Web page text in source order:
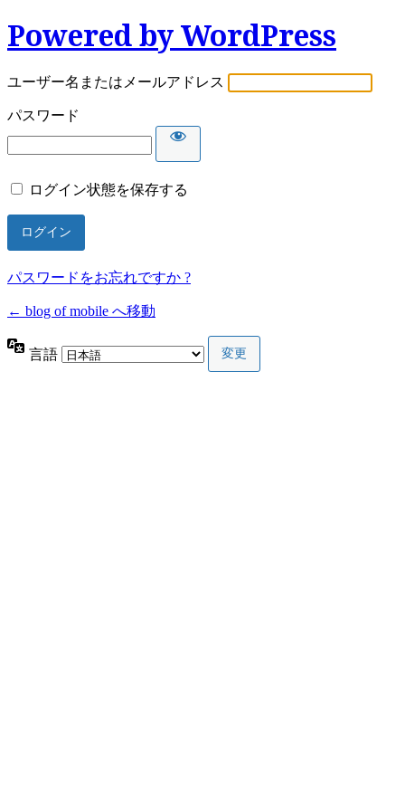
Powered by WordPress
ユーザー名またはメールアドレス
パスワード
ログイン状態を保存する
パスワードをお忘れですか ?
← blog of mobile へ移動
言語